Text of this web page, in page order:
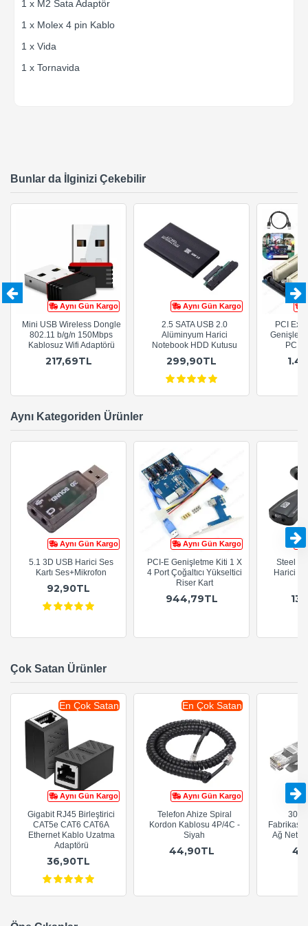
1 x M2 Sata Adaptör
1 x Molex 4 pin Kablo
1 x Vida
1 x Tornavida
Bunlar da İlginizi Çekebilir
Aynı Gün Kargo
Mini USB Wireless Dongle
802.11 b/g/n 150Mbps
Kablosuz Wifi Adaptörü
217,69TL
Aynı Gün Kargo
2.5 SATA USB 2.0
Alüminyum Harici
Notebook HDD Kutusu
299,90TL
PCI
PCI
Aynı Kategoriden Ürünler
Aynı Gün Kargo
5.1 3D USB Harici Ses
Kartı Ses+Mikrofon
92,90TL
Aynı Gün Kargo
PCI-E Genişletme Kiti 1 X
4 Port Çoğaltıcı Yükseltici
Riser Kart
944,79TL
Steel
Harici
Çok Satan Ürünler
Aynı Gün Kargo
En Çok Satan
Gigabit RJ45 Birleştirici
CAT5e CAT6 CAT6A
Ethernet Kablo Uzatma
Adaptörü
36,90TL
Aynı Gün Kargo
En Çok Satan
Telefon Ahize Spiral
Kordon Kablosu 4P/4C -
Siyah
44,90TL
Ağ